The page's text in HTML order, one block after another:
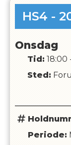
HS4 -
Onsdag
Tid: 18:00
Sted:
Periode: